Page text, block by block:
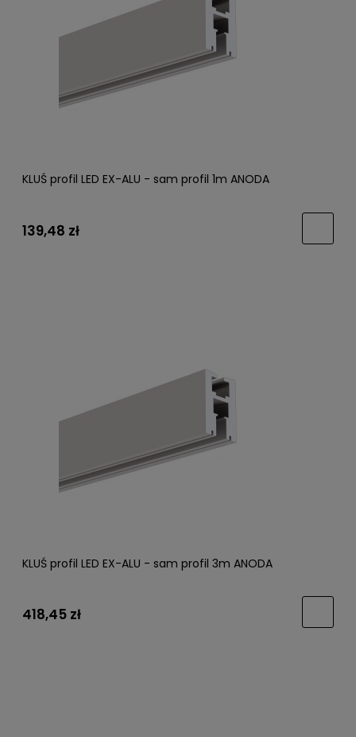
KLUŚ profil LED EX-ALU - sam profil 1m ANODA
139,48 zł
KLUŚ profil LED EX-ALU - sam profil 3m ANODA
418,45 zł